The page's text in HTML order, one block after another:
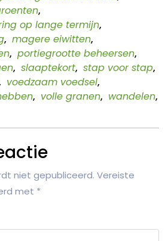
,
op lange termijn,
, magere eiwitten,
, portiegrootte beheersen,
, slaaptekort, stap voor stap,
voedzaam voedsel,
, volle granen, wandelen,
niet gepubliceerd. Vereiste
met *